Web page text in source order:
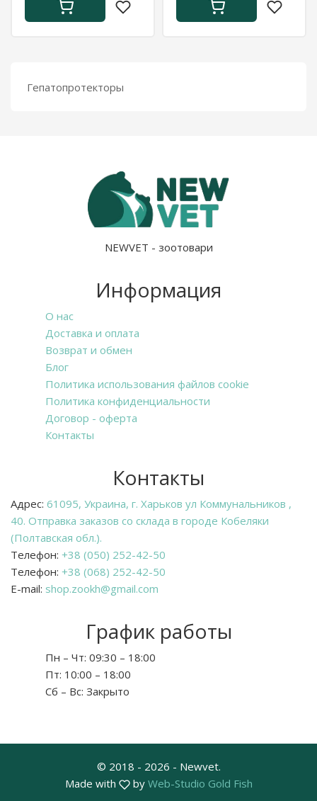
Гепатопротекторы
NEWVET - зоотовари
Информация
О нас
Доставка и оплата
Возврат и обмен
Блог
Политика использования файлов cookie
Политика конфиденциальности
Договор - оферта
Контакты
Контакты
Адрес: 61095, Украина, г. Харьков ул Коммунальников ,
40. Отправка заказов со склада в городе Кобеляки
(Полтавская обл.).
Телефон: +38 (050) 252-42-50
Телефон: +38 (068) 252-42-50
E-mail: shop.zookh@gmail.com
График работы
Пн – Чт: 09:30 – 18:00
Пт: 10:00 – 18:00
Сб – Вс: Закрыто
© 2018 - 2026 - Newvet.
Made with
by Web-Studio Gold Fish